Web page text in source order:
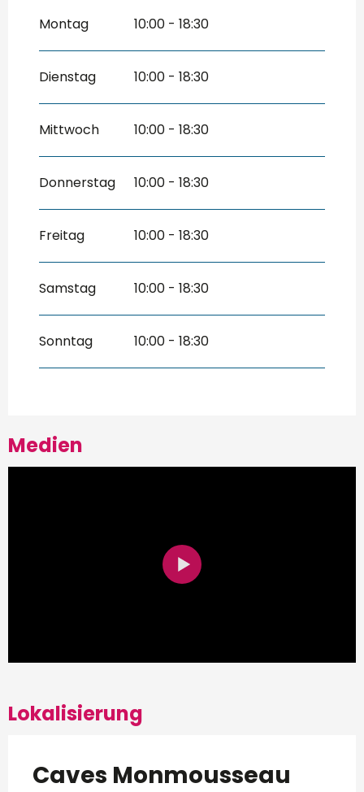
vom1 April 2026 bis zum
vom1 September 2026
Oktober 2026
Dezember 2026
Montag 10:00 - 18:30
Dienstag 10:00 - 18:30
Mittwoch 10:00 - 18:30
Donnerstag 10:00 - 18:30
Freitag 10:00 - 18:30
Samstag 10:00 - 18:30
Sonntag 10:00 - 18:30
Medien
Lokalisierung
Caves Monmousseau